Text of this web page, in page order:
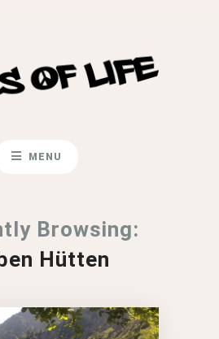
MENU
Browsing:
Hütten